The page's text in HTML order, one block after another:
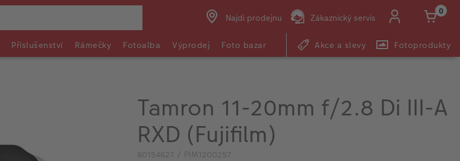
Najdi prodejnu Zákaznický servis
0
Příslušenství Rámečky Fotoalba Výprodej Foto bazar Akce a slevy Fotoprodukty
Tamron 11-20mm f/2.8 Di III-A
RXD (Fujifilm)
80154627 / PIM1200257